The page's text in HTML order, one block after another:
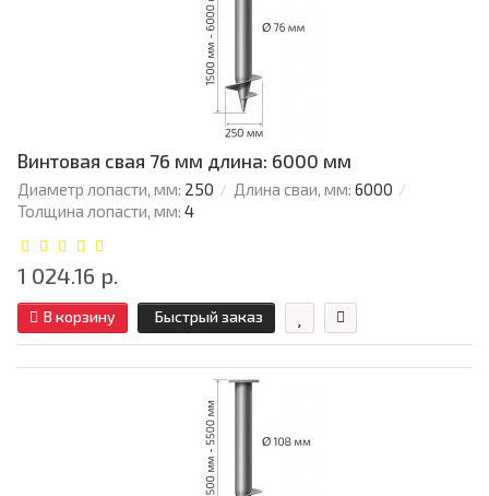
Винтовая свая 76 мм длина: 6000 мм
Диаметр лопасти, мм: 250 Длина сваи, мм: 6000
Толщина лопасти, мм: 4
1 024.16 р.
В корзину Быстрый заказ